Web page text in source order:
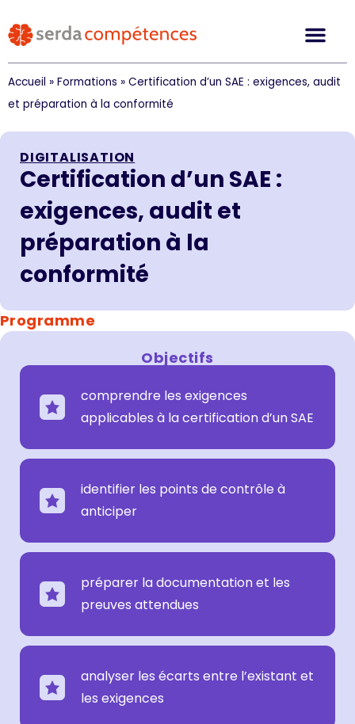
Accueil » Formations » Certification d’un SAE : exigences, audit
et préparation à la conformité
DIGITALISATION
Certification d’un SAE :
exigences, audit et
préparation à la
conformité
Programme
Objectifs
comprendre les exigences
applicables à la certification d’un SAE
identifier les points de contrôle à
anticiper
préparer la documentation et les
preuves attendues
analyser les écarts entre l’existant et
les exigences